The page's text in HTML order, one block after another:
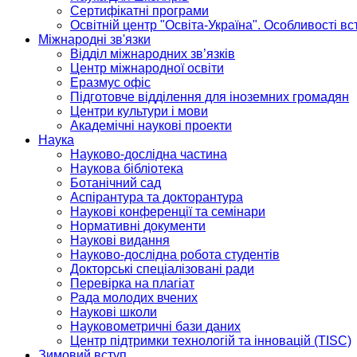
Сертифікатні програми
Освітній центр "Освіта-Україна". Особливості
Міжнародні зв'язки
Відділ міжнародних зв’язків
Центр міжнародної освіти
Еразмус офіс
Підготовче відділення для іноземних громадян
Центри культури і мови
Академічні наукові проекти
Наука
Науково-дослідна частина
Наукова бібліотека
Ботанічний сад
Аспірантура та докторантура
Наукові конференції та семінари
Нормативні документи
Наукові видання
Науково-дослідна робота студентів
Докторські спеціалізовані ради
Перевірка на плагіат
Рада молодих вчених
Наукові школи
Науковометричні бази даних
Центр підтримки технологій та інновацій (TISC)